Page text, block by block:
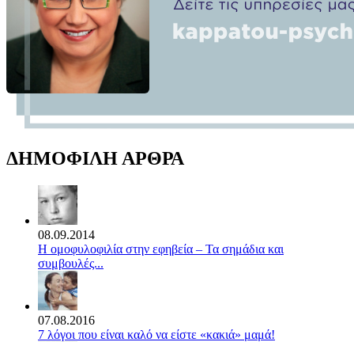
ΔΗΜΟΦΙΛΗ ΑΡΘΡΑ
08.09.2014
Η ομοφυλοφιλία στην εφηβεία – Τα σημάδια και
συμβουλές...
07.08.2016
7 λόγοι που είναι καλό να είστε «κακιά» μαμά!